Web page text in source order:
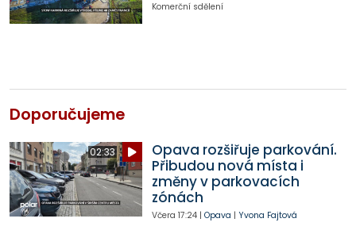
Komerční sdělení
Doporučujeme
02:33
Opava rozšiřuje parkování.
Přibudou nová místa i
změny v parkovacích
zónách
Včera 17:24| Opava | Yvona Fajtová